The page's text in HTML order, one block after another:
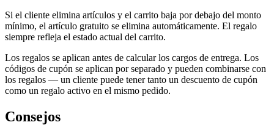
Si el cliente elimina artículos y el carrito baja por debajo del monto
mínimo, el artículo gratuito se elimina automáticamente. El regalo
siempre refleja el estado actual del carrito.
Los regalos se aplican antes de calcular los cargos de entrega. Los
códigos de cupón se aplican por separado y pueden combinarse con
los regalos — un cliente puede tener tanto un descuento de cupón
como un regalo activo en el mismo pedido.
Consejos